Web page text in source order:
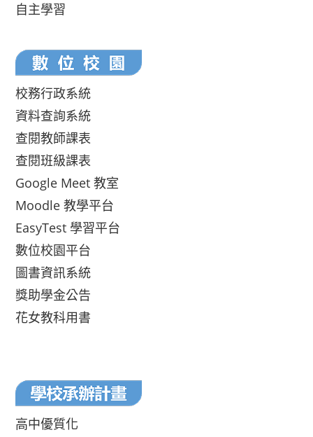
自主學習
校務行政系統
資料查詢系統
查閱教師課表
查閱班級課表
Google Meet 教室
Moodle 教學平台
EasyTest 學習平台
數位校園平台
圖書資訊系統
獎助學金公告
花女教科用書
高中優質化